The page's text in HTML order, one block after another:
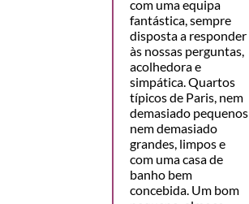
com uma equipa
fantástica, sempre
disposta a responder
às nossas perguntas,
acolhedora e
simpática. Quartos
típicos de Paris, nem
demasiado pequenos
nem demasiado
grandes, limpos e
com uma casa de
banho bem
concebida. Um bom